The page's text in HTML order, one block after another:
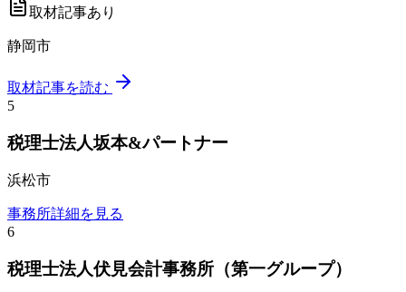
取材記事あり
静岡市
取材記事を読む
5
税理士法人坂本&パートナー
浜松市
事務所詳細を見る
6
税理士法人伏見会計事務所（第一グループ）